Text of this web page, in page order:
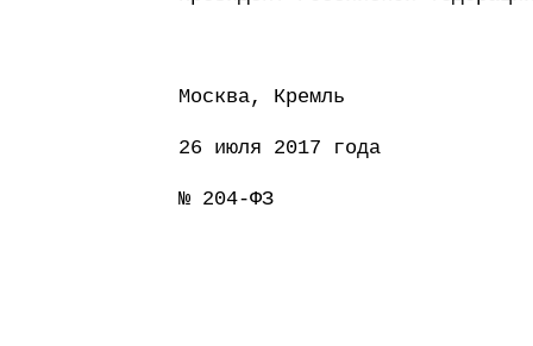
Москва, Кремль
26 июля 2017 года
№ 204-ФЗ